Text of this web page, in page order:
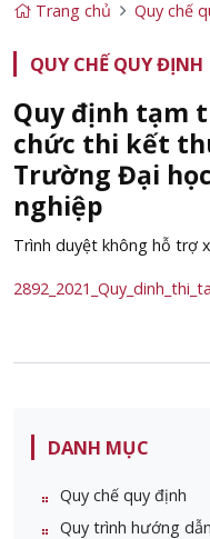
Trang chủ Quy chế
QUY CHẾ QUY ĐỊNH
Quy định tạm
chức thi kết
Trường Đại
nghiệp
Trình duyệt không hỗ trợ
DANH MỤC
Quy chế quy định
Quy trình hướng dẫn